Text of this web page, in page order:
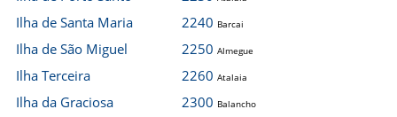
Ilha de Santa Maria
Ilha de São Miguel
Ilha Terceira
Ilha da Graciosa
2240 Barcai
2250 Almegue
2260 Atalaia
2300 Balancho